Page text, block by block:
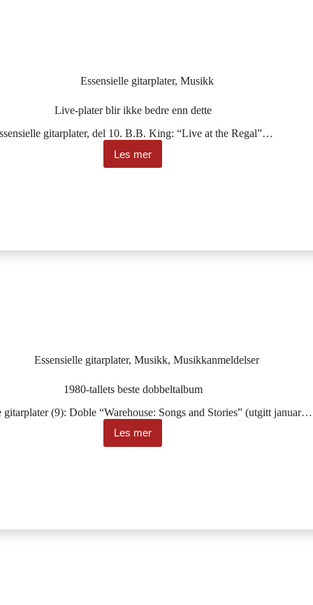
Essensielle gitarplater, Musikk
Live-plater blir ikke bedre enn dette
gitarplater, del 10. B.B. King: “Live at the Regal”…
Les mer
Live-
plater
Essensielle gitarplater,Musikk,Musikkanmeldelser
1980-tallets beste dobbeltalbum
gitarplater (9): Doble “Warehouse: Songs and Stories” (utgitt januar…
Les mer
1980-
tallets